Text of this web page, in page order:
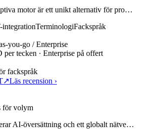
motor är ett unikt alternativ för pro…
integrationTerminologiFackspråk
you-go / Enterprise
per tecken · Enterprise på offert
fackspråk
↗Läs recension ›
för volym
AI-översättning och ett globalt nätve…